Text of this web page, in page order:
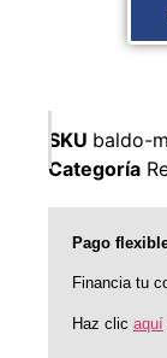
SKU baldo-
Categoría
Pago
Financia tu
Haz clic aquí